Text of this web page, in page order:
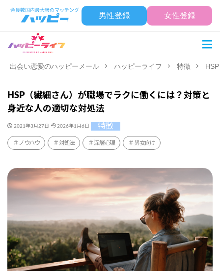
男性登録 女性登録
出会い恋愛のハッピーメール ハッピーライフ 特徴
HSP（繊細さん）が職場でラクに働くには？対策と
身近な人の適切な対処法
2021年3月27日 2026年1月6日 特徴
ノウハウ 対処法 深層心理 男女向け